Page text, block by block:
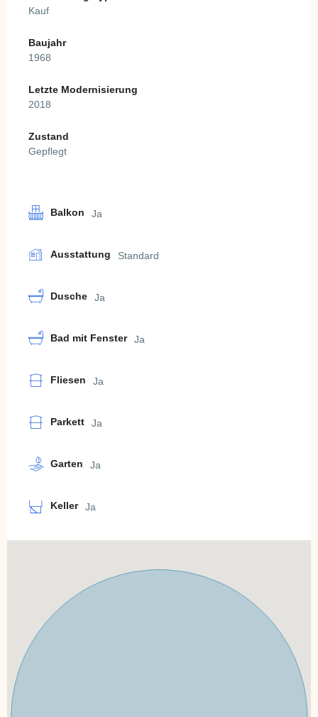
Kauf
Baujahr
1968
Letzte Modernisierung
2018
Zustand
Gepflegt
Balkon Ja
Ausstattung Standard
Dusche Ja
Bad mit Fenster Ja
Fliesen Ja
Parkett Ja
Garten Ja
Keller Ja